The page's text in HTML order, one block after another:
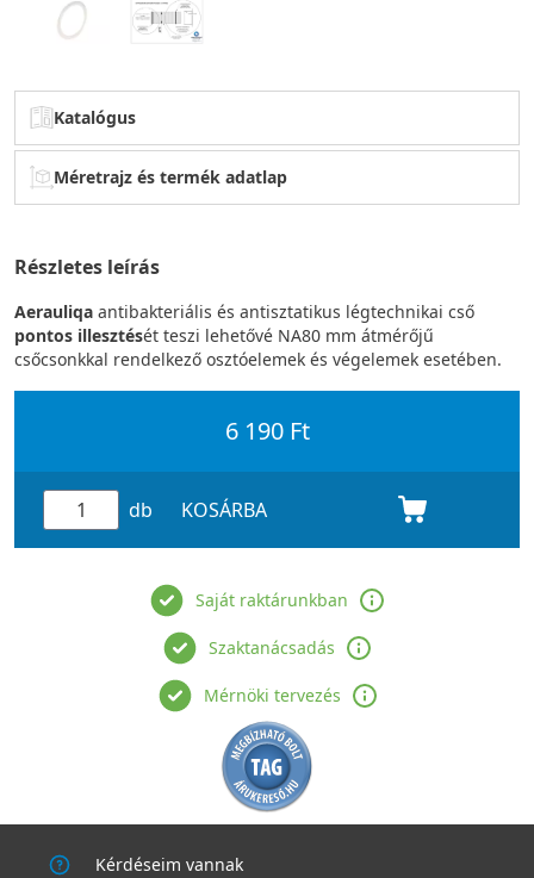
Katalógus
Méretrajz és termék adatlap
Részletes leírás
Aerauliqa antibakteriális és antisztatikus légtechnikai cső
pontos illesztését teszi lehetővé NA80 mm átmérőjű
csőcsonkkal rendelkező osztóelemek és végelemek esetében.
6 190 Ft
db KOSÁRBA
Saját raktárunkban
Szaktanácsadás
Mérnöki tervezés
Kérdéseim vannak